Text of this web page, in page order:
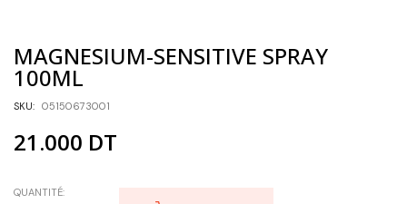
MAGNESIUM-SENSITIVE SPRAY
100ML
SKU: 05150673001
21.000 DT
QUANTITÉ: